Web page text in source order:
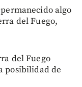
algo
del Fuego,
del Fuego
posibilidad de